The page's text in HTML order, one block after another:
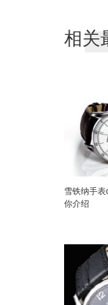
相关
雪铁纳手
你介绍